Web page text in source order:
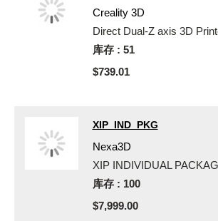
Creality 3D
Direct Dual-Z axis 3D
库存 : 51
$739.01
XIP_IND_PKG
Nexa3D
XIP INDIVIDUAL
库存 : 100
$7,999.00